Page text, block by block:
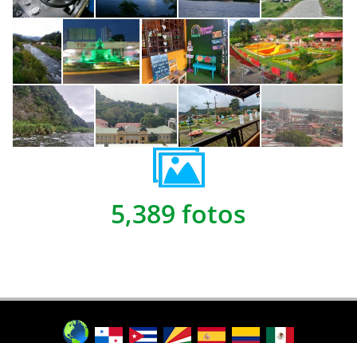
5,389 fotos